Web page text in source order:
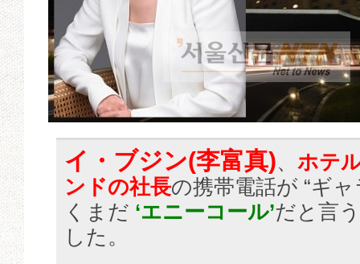
イ・ブジン(李富真)、 ホテ
ンドの社長の携帯電話が “ギ
くまだ ‘エニーコール’だと言
した。